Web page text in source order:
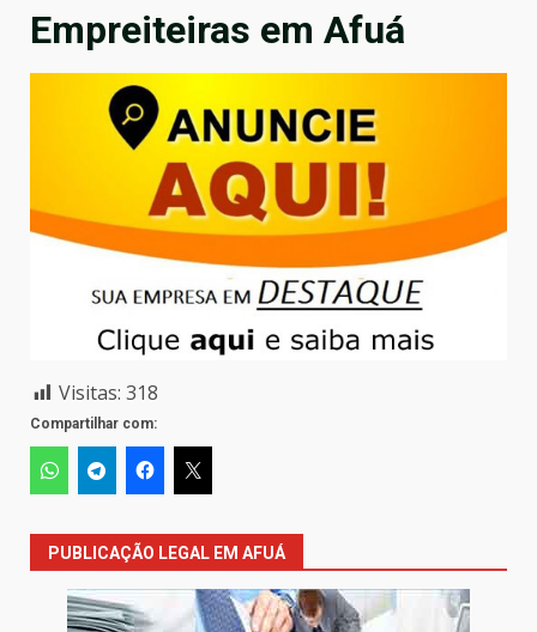
Empreiteiras em Afuá
Visitas: 318
Compartilhar com:
PUBLICAÇÃO LEGAL EM AFUÁ